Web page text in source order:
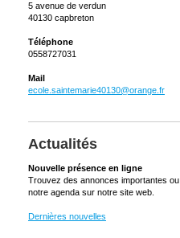
5 avenue de verdun
40130 capbreton
Téléphone
0558727031
Mail
ecole.saintemarie40130@orange.fr
Actualités
Nouvelle présence en ligne
Trouvez des annonces importantes ou
notre agenda sur notre site web.
Dernières nouvelles